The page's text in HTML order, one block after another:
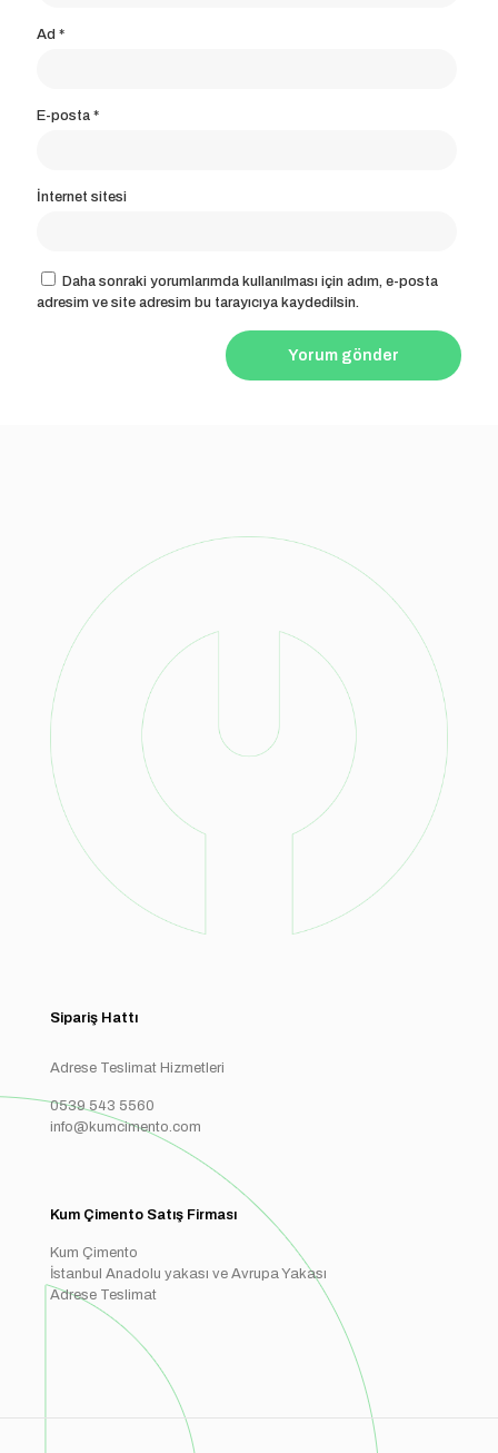
Ad *
E-posta *
İnternet sitesi
Daha sonraki yorumlarımda kullanılması için adım, e-posta
adresim ve site adresim bu tarayıcıya kaydedilsin.
Sipariş Hattı
Adrese Teslimat Hizmetleri
0539 543 5560
info@kumcimento.com
Kum Çimento Satış Firması
Kum Çimento
İstanbul Anadolu yakası ve Avrupa Yakası
Adrese Teslimat